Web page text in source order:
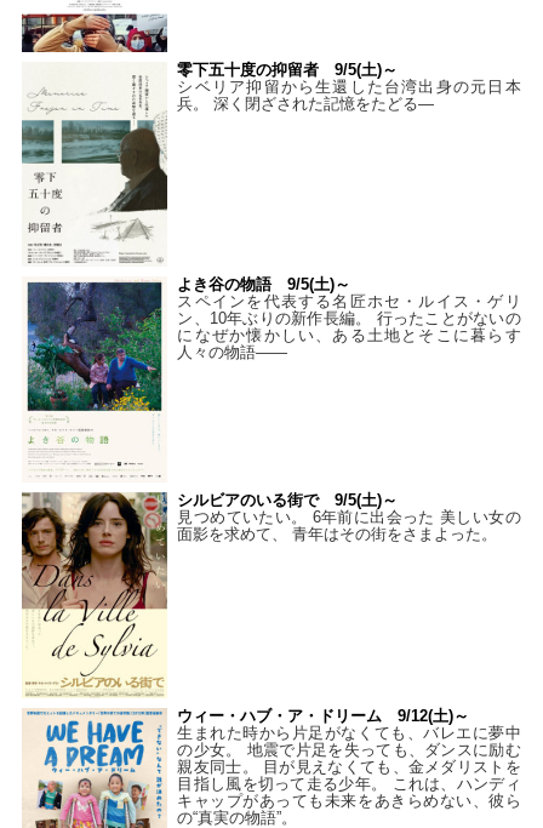
零下五十度の抑留者 9/5(土)～
シベリア抑留から生還した台湾出身の元日本
兵。 深く閉ざされた記憶をたどる—
よき谷の物語 9/5(土)～
スペインを代表する名匠ホセ・ルイス・ゲリ
ン、10年ぶりの新作長編。 行ったことがないの
になぜか懐かしい、ある土地とそこに暮らす
人々の物語――
シルビアのいる街で 9/5(土)～
見つめていたい。 6年前に出会った 美しい女の
面影を求めて、 青年はその街をさまよった。
ウィー・ハブ・ア・ドリーム 9/12(土)～
生まれた時から片足がなくても、バレエに夢中
の少女。 地震で片足を失っても、ダンスに励む
親友同士。 目が見えなくても、金メダリストを
目指し風を切って走る少年。 これは、ハンディ
キャップがあっても未来をあきらめない、彼ら
の“真実の物語”。